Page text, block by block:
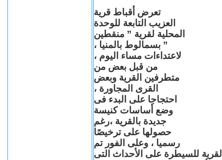
تعرض أقباط قرية
العزيب التابعة للوحدة
المحلية لقرية ” منقطين
” بسمالوط بالمنيا ،
لاعتداءات مساء اليوم ،
من قبل بعض من
متطرفين القرية وبعض
القرى المجاورة ،
احتجاجا على البدء فى
وضع أساسات كنيسة
جديدة بالقرية ،رغم
حصولها على ترخيصًا
رسميا ، وعلى الفور تم
للسيطرة على الأحداث التى